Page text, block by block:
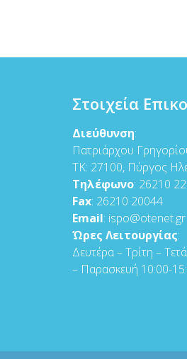
Στοιχεία
Διεύθυνση:
Πατριάρχου
ΤΚ: 27100, Πύργος
Τηλέφωνο: 26210
Fax: 26210 20044
Email: ispo@otenet.gr
Ώρες Λειτουργίας:
Δευτέρα – Τρίτη –
– Παρασκευή 10:00-